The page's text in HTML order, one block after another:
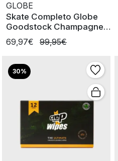
GLOBE
Skate Completo Globe
Goodstock Champagne
8.125'
69,97€ 99,95€
30%